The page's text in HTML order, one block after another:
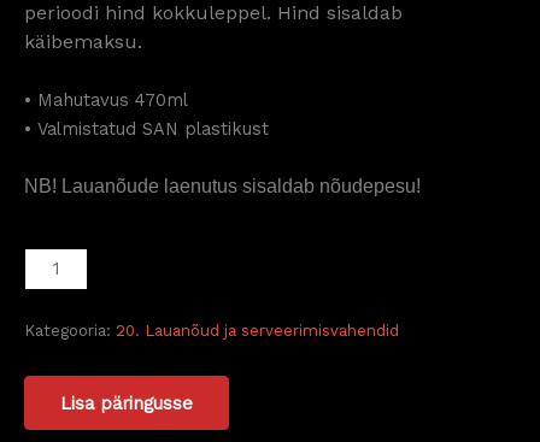
perioodi hind kokkuleppel. Hind sisaldab
käibemaksu.
• Mahutavus 470ml
• Valmistatud SAN plastikust
NB! Lauanõude laenutus sisaldab nõudepesu!
Kategooria: 20. Lauanõud ja serveerimisvahendid
Lisa päringusse